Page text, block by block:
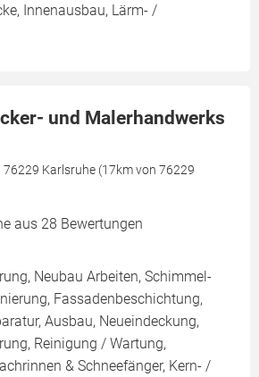
Innenausbau, Lärm- /
und Malerhandwerks
76229 Karlsruhe (17km von 76229
aus 28 Bewertungen
Neubau Arbeiten, Schimmel-
Fassadenbeschichtung,
Ausbau, Neueindeckung,
Reinigung / Wartung,
& Schneefänger, Kern- /